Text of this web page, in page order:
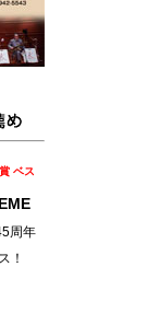
ベス
周年
！